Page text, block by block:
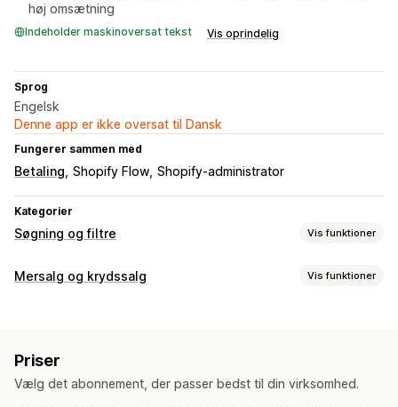
høj omsætning
Indeholder maskinoversat tekst Vis oprindelig
Sprog
Engelsk
Denne app er ikke oversat til Dansk
Fungerer sammen med
Betaling Shopify Flow Shopify-administrator
Kategorier
Søgning og filtre Vis funktioner
Søgefunktioner
Multi-filter
Søgelinje Ekskluder resultater
Mersalg og krydssalg Vis funktioner
Tilpasset CSS
Tilpassede regler
Priser
Vælg det abonnement, der passer bedst til din virksomhed.